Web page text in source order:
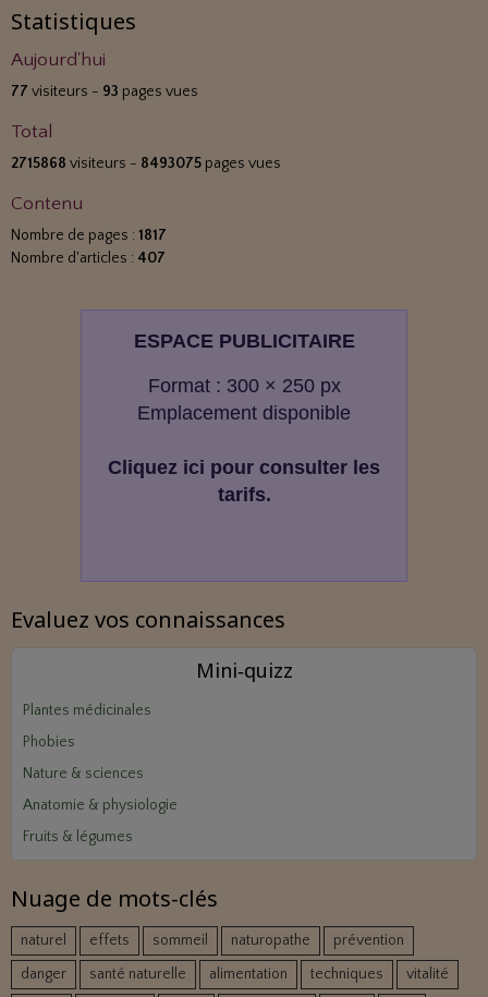
Statistiques
Aujourd'hui
77 visiteurs - 93 pages vues
Total
2715868 visiteurs - 8493075 pages vues
Contenu
Nombre de pages : 1817
Nombre d'articles : 407
ESPACE PUBLICITAIRE
Format : 300 × 250 px
Emplacement disponible
Cliquez ici pour consulter les
tarifs.
Evaluez vos connaissances
Mini‑quizz
Plantes médicinales
Phobies
Nature & sciences
Anatomie & physiologie
Fruits & légumes
Nuage de mots-clés
naturel effets sommeil naturopathe
prévention
danger
santé naturelle alimentation techniques
vitalité